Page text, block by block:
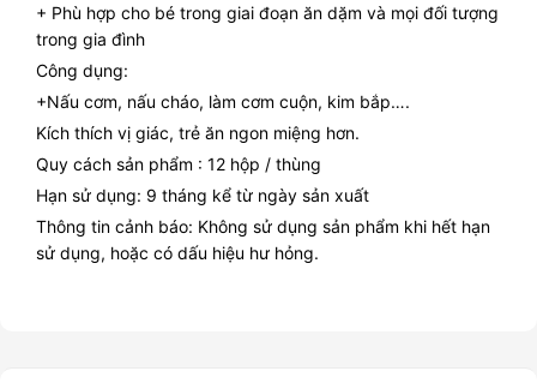
+ Phù hợp cho bé trong giai đoạn ăn dặm và mọi đối tượng
trong gia đình
Công dụng:
+Nấu cơm, nấu cháo, làm cơm cuộn, kim bắp….
Kích thích vị giác, trẻ ăn ngon miệng hơn.
Quy cách sản phẩm : 12 hộp / thùng
Hạn sử dụng: 9 tháng kể từ ngày sản xuất
Thông tin cảnh báo: Không sử dụng sản phẩm khi hết hạn
sử dụng, hoặc có dấu hiệu hư hỏng.